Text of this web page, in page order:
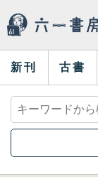
新刊 古書